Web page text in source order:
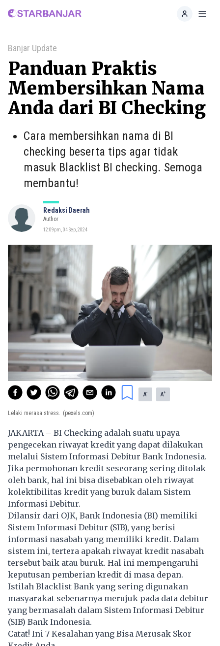
Home
Banjar Update
Panduan Praktis
Membersihkan Nama
Anda dari BI Checking
Cara membersihkan nama di BI
checking beserta tips agar tidak
masuk Blacklist BI checking. Semoga
membantu!
Redaksi Daerah
Author
12:09pm, 04 Sep, 2024
A- A+
Lelaki merasa stress. (pexels.com)
JAKARTA – BI Checking adalah suatu upaya
pengecekan riwayat kredit yang dapat dilakukan
melalui Sistem Informasi Debitur Bank Indonesia.
Jika permohonan kredit seseorang sering ditolak
oleh bank, hal ini bisa disebabkan oleh riwayat
kolektibilitas kredit yang buruk dalam Sistem
Informasi Debitur.
Dilansir dari OJK, Bank Indonesia (BI) memiliki
Sistem Informasi Debitur (SIB), yang berisi
informasi nasabah yang memiliki kredit. Dalam
sistem ini, tertera apakah riwayat kredit nasabah
tersebut baik atau buruk. Hal ini mempengaruhi
keputusan pemberian kredit di masa depan.
Istilah Blacklist Bank yang sering digunakan
masyarakat sebenarnya merujuk pada data debitur
yang bermasalah dalam Sistem Informasi Debitur
(SIB) Bank Indonesia.
Catat! Ini 7 Kesalahan yang Bisa Merusak Skor